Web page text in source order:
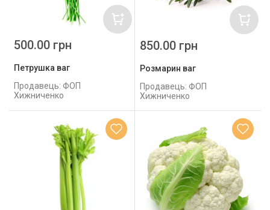
Петрушка ваг
Продавець: ФОП
Хижниченко
500.00 грн
Розмарин ваг
Продавець: ФОП
Хижниченко
850.00 грн